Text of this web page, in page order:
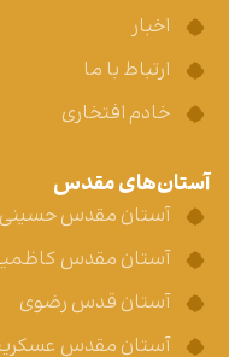
اخبار
ارتباط با ما
خادم افتخاری
آستان‌های مقدس
آستان مقدس حسینی
آستان مقدس
آستان قدس رضوی
آستان مقدس